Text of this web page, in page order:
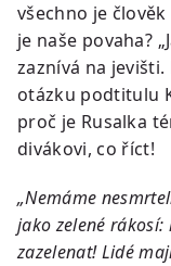
všechno je
je naše povaha?
zaznívá na
otázku podtitulu
proč je Rusalka
divákovi, co říct!
„Nemáme
jako zelené rákosí:
zazelenat! Lidé